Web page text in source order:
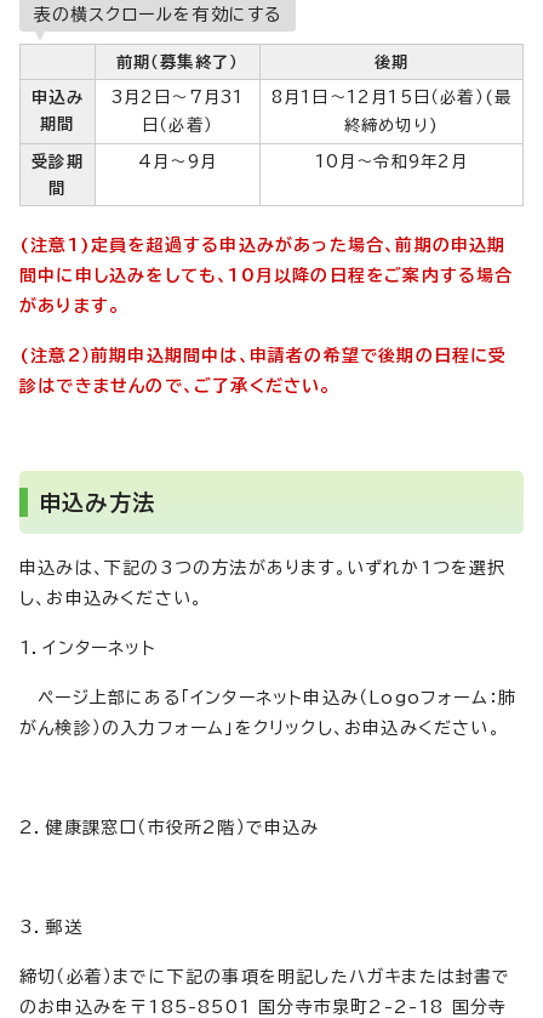
表の横スクロールを有効にする
前期（募集終了） 後期
申込み
期間
3月2日～7月31
日（必着）
8月1日～12月15日（必着）(最
終締め切り)
受診期
間
4月～9月 10月～令和9年2月
(注意1)定員を超過する申込みがあった場合、前期の申込期
間中に申し込みをしても、10月以降の日程をご案内する場合
があります。
(注意2）前期申込期間中は、申請者の希望で後期の日程に受
診はできませんので、ご了承ください。
申込み方法
申込みは、下記の3つの方法があります。いずれか1つを選択
し、お申込みください。
1．インターネット
ページ上部にある「インターネット申込み（Logoフォーム：肺
がん検診）の入力フォーム」をクリックし、お申込みください。
2．健康課窓口（市役所2階）で申込み
3．郵送
締切（必着）までに下記の事項を明記したハガキまたは封書で
のお申込みを〒185-8501 国分寺市泉町2-2-18 国分寺